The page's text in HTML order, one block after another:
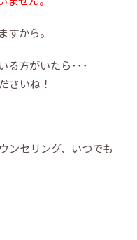
すから。
る方がいたら･･･
さいね！
ンセリング、いつでも